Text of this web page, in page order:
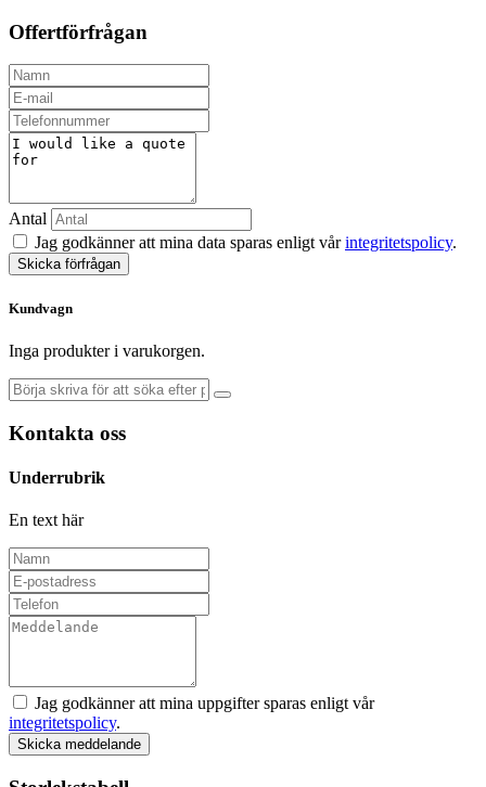
Offertförfrågan
Antal
Jag godkänner att mina data sparas enligt vårintegritetspolicy.
Skicka förfrågan
Kundvagn
Inga produkter i varukorgen.
Kontakta oss
Underrubrik
En text här
Jag godkänner att mina uppgifter sparas enligt vår
integritetspolicy.
Skicka meddelande